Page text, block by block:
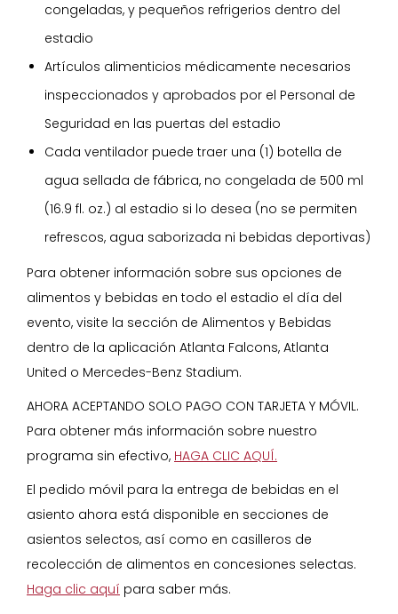
congeladas, y pequeños refrigerios dentro del
estadio
Artículos alimenticios médicamente necesarios
inspeccionados y aprobados por el Personal de
Seguridad en las puertas del estadio
Cada ventilador puede traer una (1) botella de
agua sellada de fábrica, no congelada de 500 ml
(16.9 fl. oz.) al estadio si lo desea (no se permiten
refrescos, agua saborizada ni bebidas deportivas)
Para obtener información sobre sus opciones de
alimentos y bebidas en todo el estadio el día del
evento, visite la sección de Alimentos y Bebidas
dentro de la aplicación Atlanta Falcons, Atlanta
United o Mercedes-Benz Stadium.
AHORA ACEPTANDO SOLO PAGO CON TARJETA Y MÓVIL.
Para obtener más información sobre nuestro
programa sin efectivo, HAGA CLIC AQUÍ.
El pedido móvil para la entrega de bebidas en el
asiento ahora está disponible en secciones de
asientos selectos, así como en casilleros de
recolección de alimentos en concesiones selectas.
Haga clic aquí para saber más.